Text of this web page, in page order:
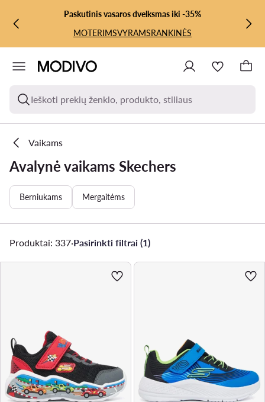
PEREITI PRIE PAGRINDINIO TURINIO
PEREITI Į PAIEŠKĄPaskutinis vasaros dvelksmas iki -35%
MOTERIMSVYRAMSRANKINĖS
Ieškoti prekių ženklo, produkto, stiliaus
Vaikams
Avalynė vaikams Skechers
Berniukams Mergaitėms
Produktai: 337·Pasirinkti filtrai (1)